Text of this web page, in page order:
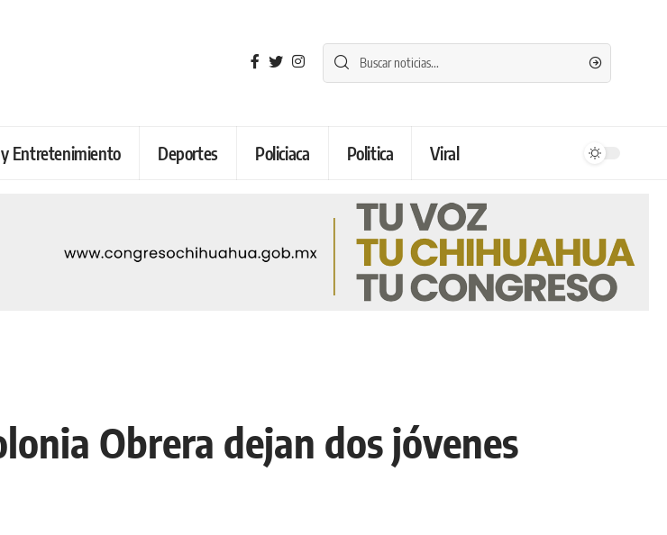
Entretenimiento Deportes Policiaca Politica Viral
Obrera dejan dos jóvenes